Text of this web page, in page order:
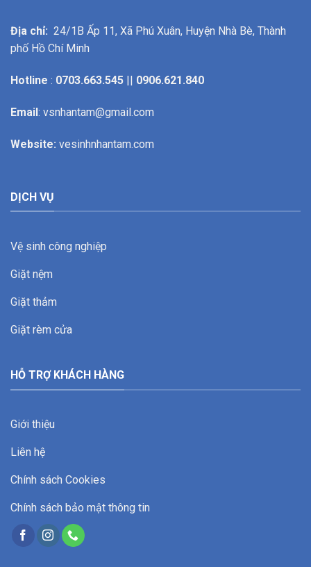
Địa chỉ: 24/1B Ấp 11, Xã Phú Xuân, Huyện Nhà Bè, Thành
phố Hồ Chí Minh
Hotline : 0703.663.545 0906.621.840
Email: vsnhantam@gmail.com
Website: vesinhnhantam.com
DỊCH VỤ
Vệ sinh công nghiệp
Giặt nệm
Giặt thảm
Giặt rèm cửa
HỖ TRỢ KHÁCH HÀNG
Giới thiệu
Liên hệ
Chính sách Cookies
Chính sách bảo mật thông tin